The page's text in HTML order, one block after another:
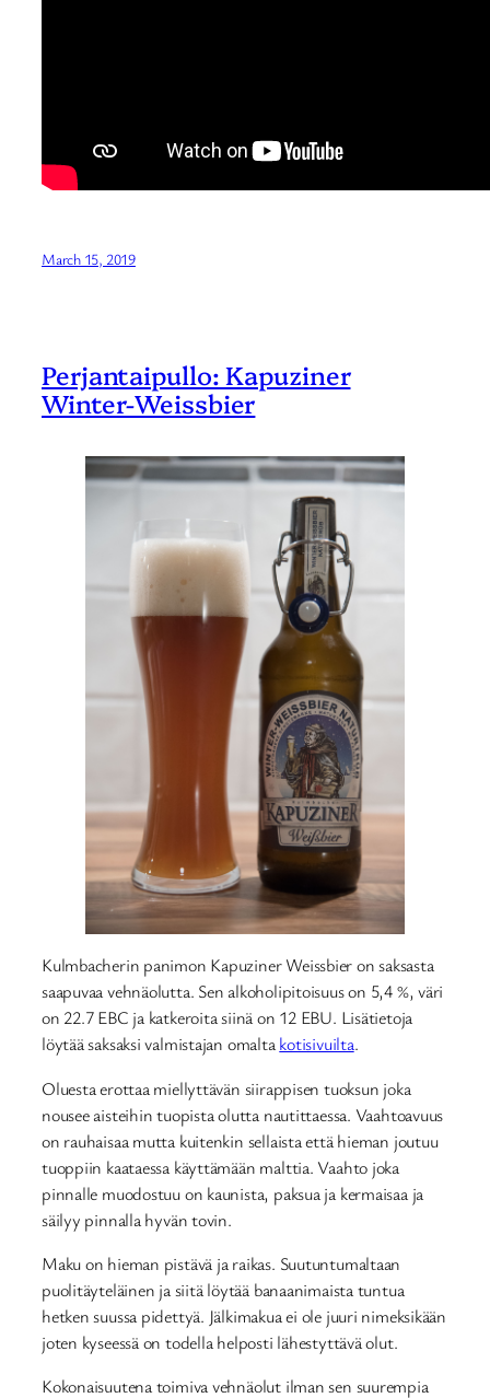
March 15, 2019
Perjantaipullo: Kapuziner
Winter-Weissbier
Kulmbacherin panimon Kapuziner Weissbier on saksasta
saapuvaa vehnäolutta. Sen alkoholipitoisuus on 5,4 %, väri
on 22.7 EBC ja katkeroita siinä on 12 EBU. Lisätietoja
löytää saksaksi valmistajan omaltakotisivuilta.
Oluesta erottaa miellyttävän siirappisen tuoksun joka
nousee aisteihin tuopista olutta nautittaessa. Vaahtoavuus
on rauhaisaa mutta kuitenkin sellaista että hieman joutuu
tuoppiin kaataessa käyttämään malttia. Vaahto joka
pinnalle muodostuu on kaunista, paksua ja kermaisaa ja
säilyy pinnalla hyvän tovin.
Maku on hieman pistävä ja raikas. Suutuntumaltaan
puolitäyteläinen ja siitä löytää banaanimaista tuntua
hetken suussa pidettyä. Jälkimakua ei ole juuri nimeksikään
joten kyseessä on todella helposti lähestyttävä olut.
Kokonaisuutena toimiva vehnäolut ilman sen suurempia